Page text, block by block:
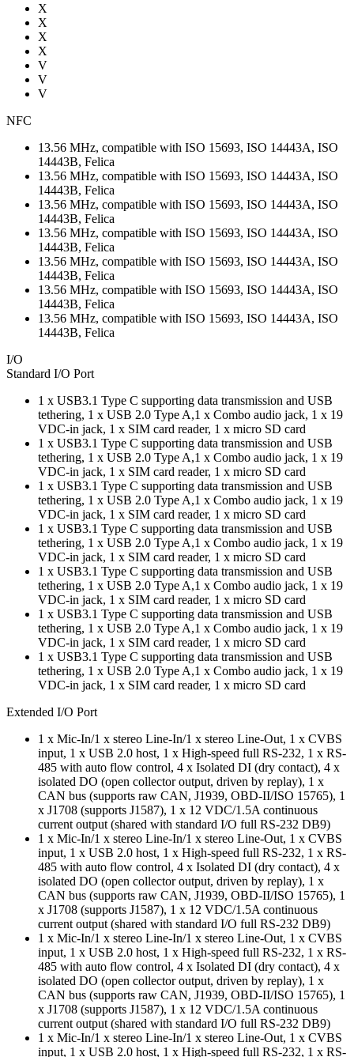
X
X
X
X
V
V
V
NFC
13.56 MHz, compatible with ISO 15693, ISO 14443A, ISO
14443B, Felica
13.56 MHz, compatible with ISO 15693, ISO 14443A, ISO
14443B, Felica
13.56 MHz, compatible with ISO 15693, ISO 14443A, ISO
14443B, Felica
13.56 MHz, compatible with ISO 15693, ISO 14443A, ISO
14443B, Felica
13.56 MHz, compatible with ISO 15693, ISO 14443A, ISO
14443B, Felica
13.56 MHz, compatible with ISO 15693, ISO 14443A, ISO
14443B, Felica
13.56 MHz, compatible with ISO 15693, ISO 14443A, ISO
14443B, Felica
I/O
Standard I/O Port
1 x USB3.1 Type C supporting data transmission and USB
tethering, 1 x USB 2.0 Type A,1 x Combo audio jack, 1 x 19
VDC-in jack, 1 x SIM card reader, 1 x micro SD card
1 x USB3.1 Type C supporting data transmission and USB
tethering, 1 x USB 2.0 Type A,1 x Combo audio jack, 1 x 19
VDC-in jack, 1 x SIM card reader, 1 x micro SD card
1 x USB3.1 Type C supporting data transmission and USB
tethering, 1 x USB 2.0 Type A,1 x Combo audio jack, 1 x 19
VDC-in jack, 1 x SIM card reader, 1 x micro SD card
1 x USB3.1 Type C supporting data transmission and USB
tethering, 1 x USB 2.0 Type A,1 x Combo audio jack, 1 x 19
VDC-in jack, 1 x SIM card reader, 1 x micro SD card
1 x USB3.1 Type C supporting data transmission and USB
tethering, 1 x USB 2.0 Type A,1 x Combo audio jack, 1 x 19
VDC-in jack, 1 x SIM card reader, 1 x micro SD card
1 x USB3.1 Type C supporting data transmission and USB
tethering, 1 x USB 2.0 Type A,1 x Combo audio jack, 1 x 19
VDC-in jack, 1 x SIM card reader, 1 x micro SD card
1 x USB3.1 Type C supporting data transmission and USB
tethering, 1 x USB 2.0 Type A,1 x Combo audio jack, 1 x 19
VDC-in jack, 1 x SIM card reader, 1 x micro SD card
Extended I/O Port
1 x Mic-In/1 x stereo Line-In/1 x stereo Line-Out, 1 x CVBS
input, 1 x USB 2.0 host, 1 x High-speed full RS-232, 1 x RS-
485 with auto flow control, 4 x Isolated DI (dry contact), 4 x
isolated DO (open collector output, driven by replay), 1 x
CAN bus (supports raw CAN, J1939, OBD-II/ISO 15765), 1
x J1708 (supports J1587), 1 x 12 VDC/1.5A continuous
current output (shared with standard I/O full RS-232 DB9)
1 x Mic-In/1 x stereo Line-In/1 x stereo Line-Out, 1 x CVBS
input, 1 x USB 2.0 host, 1 x High-speed full RS-232, 1 x RS-
485 with auto flow control, 4 x Isolated DI (dry contact), 4 x
isolated DO (open collector output, driven by replay), 1 x
CAN bus (supports raw CAN, J1939, OBD-II/ISO 15765), 1
x J1708 (supports J1587), 1 x 12 VDC/1.5A continuous
current output (shared with standard I/O full RS-232 DB9)
1 x Mic-In/1 x stereo Line-In/1 x stereo Line-Out, 1 x CVBS
input, 1 x USB 2.0 host, 1 x High-speed full RS-232, 1 x RS-
485 with auto flow control, 4 x Isolated DI (dry contact), 4 x
isolated DO (open collector output, driven by replay), 1 x
CAN bus (supports raw CAN, J1939, OBD-II/ISO 15765), 1
x J1708 (supports J1587), 1 x 12 VDC/1.5A continuous
current output (shared with standard I/O full RS-232 DB9)
1 x Mic-In/1 x stereo Line-In/1 x stereo Line-Out, 1 x CVBS
input, 1 x USB 2.0 host, 1 x High-speed full RS-232, 1 x RS-